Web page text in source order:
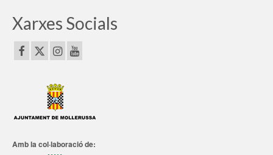
Xarxes Socials
Amb la col·laboració de: